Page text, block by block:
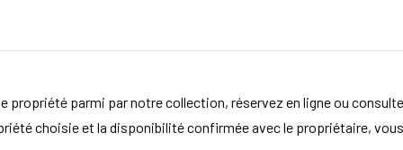
propriété parmi par notre collection, réservez en ligne ou
choisie et la disponibilité confirmée avec le propriétaire, vous